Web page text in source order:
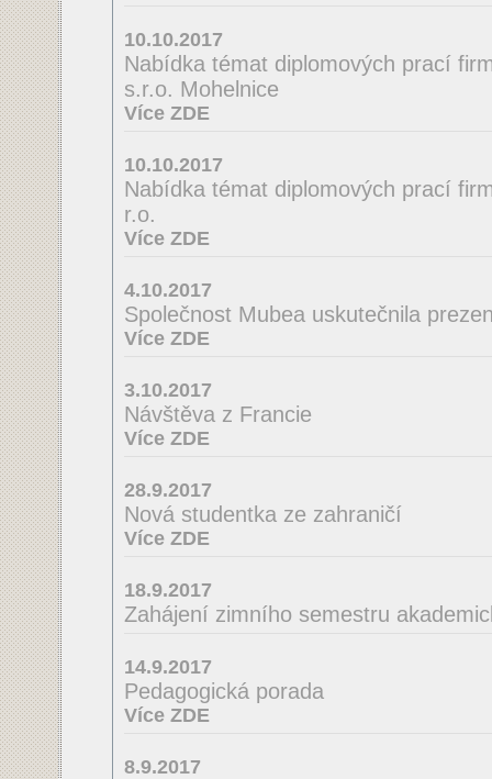
10.10.2017
Nabídka témat diplomových prací
s.r.o. Mohelnice
Více ZDE
10.10.2017
Nabídka témat diplomových prací
r.o.
Více ZDE
4.10.2017
Společnost Mubea uskutečnila
Více ZDE
3.10.2017
Návštěva z Francie
Více ZDE
28.9.2017
Nová studentka ze zahraničí
Více ZDE
18.9.2017
Zahájení zimního semestru
14.9.2017
Pedagogická porada
Více ZDE
8.9.2017